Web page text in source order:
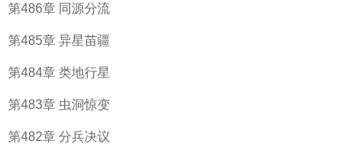
第486章 同源分流
第485章 异星苗疆
第484章 类地行星
第483章 虫洞惊变
第482章 分兵决议